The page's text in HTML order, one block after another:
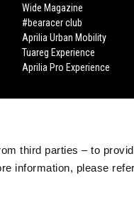
third parties – to
information, please
Wide Magazine
#bearacer club
Aprilia Urban Mobility
Tuareg Experience
Aprilia Pro Experience